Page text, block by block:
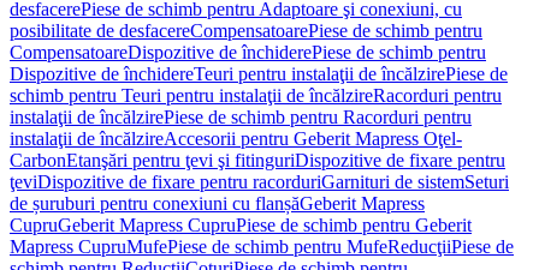
desfacerePiese de schimb pentru Adaptoare şi conexiuni, cu
posibilitate de desfacereCompensatoarePiese de schimb pentru
CompensatoareDispozitive de închiderePiese de schimb pentru
Dispozitive de închidereTeuri pentru instalaţii de încălzirePiese de
schimb pentru Teuri pentru instalaţii de încălzireRacorduri pentru
instalaţii de încălzirePiese de schimb pentru Racorduri pentru
instalaţii de încălzireAccesorii pentru Geberit Mapress Oţel-
CarbonEtanşări pentru ţevi şi fitinguriDispozitive de fixare pentru
ţeviDispozitive de fixare pentru racorduriGarnituri de sistemSeturi
de șuruburi pentru conexiuni cu flanșăGeberit Mapress
CupruGeberit Mapress CupruPiese de schimb pentru Geberit
Mapress CupruMufePiese de schimb pentru MufeReducţiiPiese de